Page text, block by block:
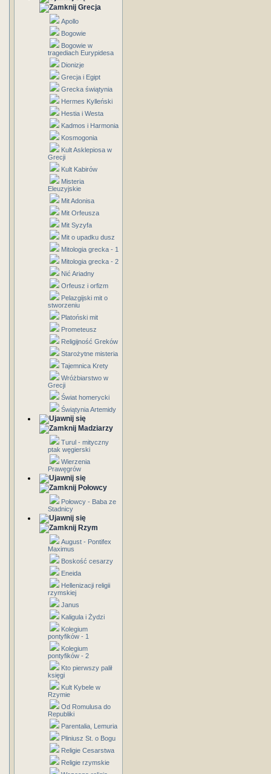
Grecja
Apollo
Bogowie
Bogowie w
tragediach Eurypidesa
Dionizje
Grecja i Egipt
Grecka świątynia
Hermes Kylleński
Hestia i Westa
Kadmos i Harmonia
Kosmogonia
Kult Asklepiosa w
Grecji
Kult Kabirów
Misteria
Eleuzyjskie
Mit Adonisa
Mit Orfeusza
Mit Syzyfa
Mit o upadku dusz
Mitologia grecka - 1
Mitologia grecka - 2
Nić Ariadny
Orfeusz i orfizm
Pelazgijski mit o
stworzeniu
Platoński mit
Prometeusz
Religijność Greków
Starożytne misteria
Tajemnica Krety
Wróżbiarstwo w
Grecji
Świat homerycki
Świątynia Artemidy
Madziarzy
Turul - mityczny
ptak węgierski
Wierzenia
Prawęgrów
Połowcy
Połowcy - Baba ze
Stadnicy
Rzym
August - Pontifex
Maximus
Boskość cesarzy
Eneida
Hellenizacji religii
rzymskiej
Janus
Kaligula i Żydzi
Kolegium
pontyfików - 1
Kolegium
pontyfików - 2
Kto pierwszy palił
księgi
Kult Kybele w
Rzymie
Od Romulusa do
Republiki
Parentalia, Lemuria
Pliniusz St. o Bogu
Religie Cesarstwa
Religie rzymskie